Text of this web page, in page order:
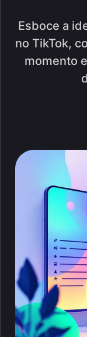
Esboce a
no TikTok,
momento